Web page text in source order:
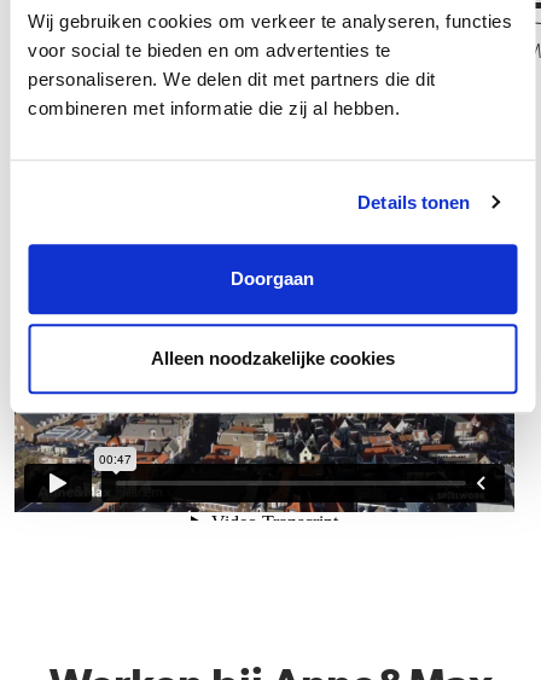
Wij gebruiken cookies om verkeer te analyseren, functies
voor social te bieden en om advertenties te
personaliseren. We delen dit met partners die dit
combineren met informatie die zij al hebben.
Details tonen
Doorgaan
Alleen noodzakelijke cookies
Medewerker Keuken Allround